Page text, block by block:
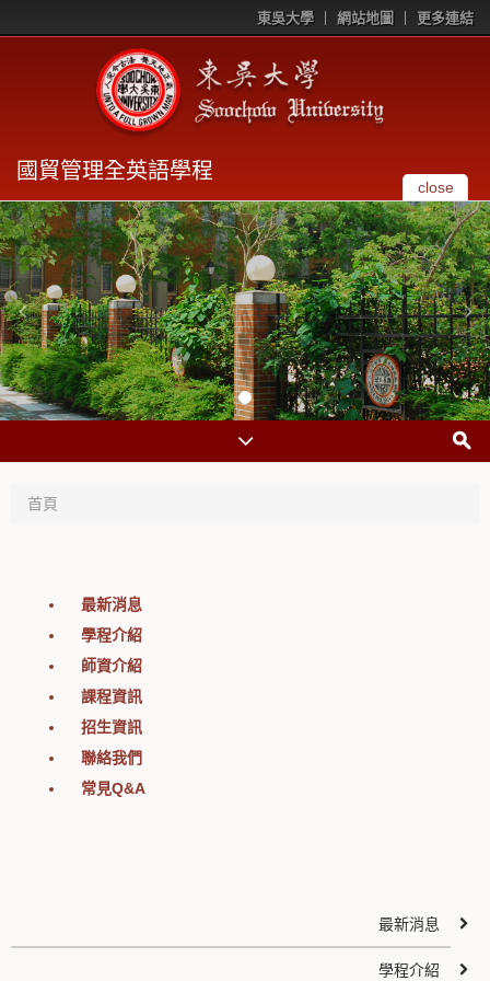
東吳大學 網站地圖 更多連結
國貿管理全英語學程
close
首頁
最新消息
學程介紹
師資介紹
課程資訊
招生資訊
聯絡我們
常見Q&A
最新消息
學程介紹